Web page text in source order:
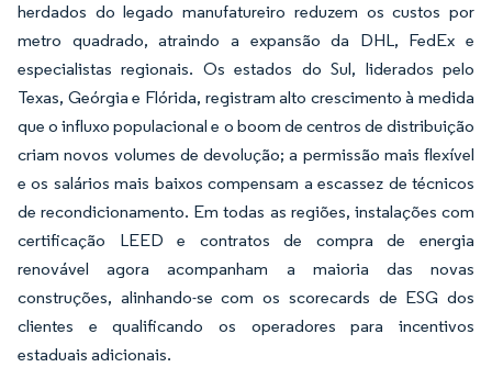
herdados do legado manufatureiro reduzem os custos por
metro quadrado, atraindo a expansão da DHL, FedEx e
especialistas regionais. Os estados do Sul, liderados pelo
Texas, Geórgia e Flórida, registram alto crescimento à medida
que o influxo populacional e o boom de centros de distribuição
criam novos volumes de devolução; a permissão mais flexível
e os salários mais baixos compensam a escassez de técnicos
de recondicionamento. Em todas as regiões, instalações com
certificação LEED e contratos de compra de energia
renovável agora acompanham a maioria das novas
construções, alinhando-se com os scorecards de ESG dos
clientes e qualificando os operadores para incentivos
estaduais adicionais.